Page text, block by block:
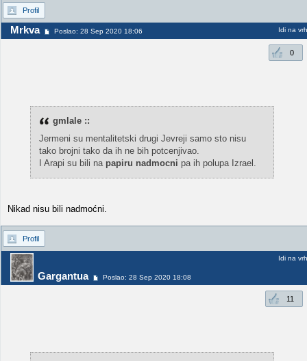
Profil
Mrkva Poslao: 28 Sep 2020 18:06 Idi na vrh
0
gmlale ::
Jermeni su mentalitetski drugi Jevreji samo sto nisu
tako brojni tako da ih ne bih potcenjivao.
I Arapi su bili na papiru nadmocni pa ih polupa Izrael.
Nikad nisu bili nadmoćni.
Profil
Gargantua Poslao: 28 Sep 2020 18:08
Idi na vrh
11